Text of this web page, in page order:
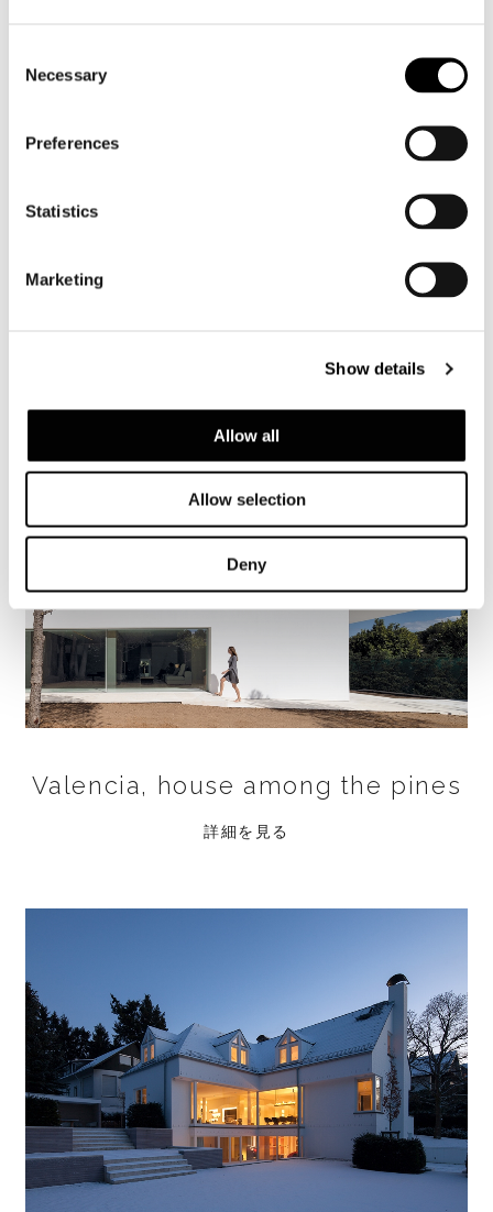
Selection
Necessary
Preferences
Statistics
Marketing
Show details
Allow all
Allow selection
Deny
Valencia, house among the pines
詳細を見る